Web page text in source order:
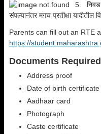
5. निवड
संपल्यानंतर मगच प्रतीक्षा यादीतील
Parents can fill out an RTE
https://
Documents Required
Address proof
Date of birth certificate
Aadhaar card
Photograph
Caste certificate